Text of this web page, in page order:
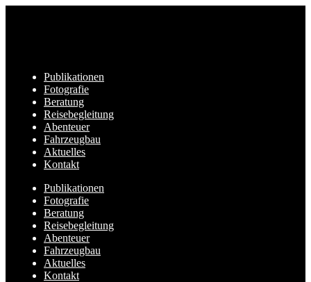
Publikationen
Fotografie
Beratung
Reisebegleitung
Abenteuer
Fahrzeugbau
Aktuelles
Kontakt
Publikationen
Fotografie
Beratung
Reisebegleitung
Abenteuer
Fahrzeugbau
Aktuelles
Kontakt